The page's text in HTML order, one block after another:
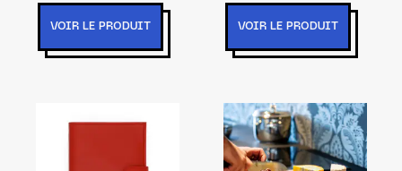
VOIR LE PRODUIT VOIR LE PRODUIT